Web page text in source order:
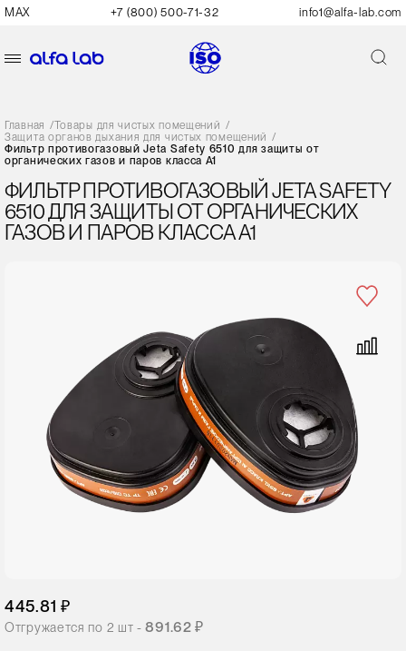
MAX +7 (800) 500-71-32 info1@alfa-lab.com
Главная /Товары для чистых помещений /
Защита органов дыхания для чистых помещений /
Фильтр противогазовый Jeta Safety 6510 для защиты от
органических газов и паров класса A1
ФИЛЬТР ПРОТИВОГАЗОВЫЙ JETA SAFETY
6510 ДЛЯ ЗАЩИТЫ ОТ ОРГАНИЧЕСКИХ
ГАЗОВ И ПАРОВ КЛАССА A1
445.81 ₽
Отгружается по 2 шт -891.62 ₽